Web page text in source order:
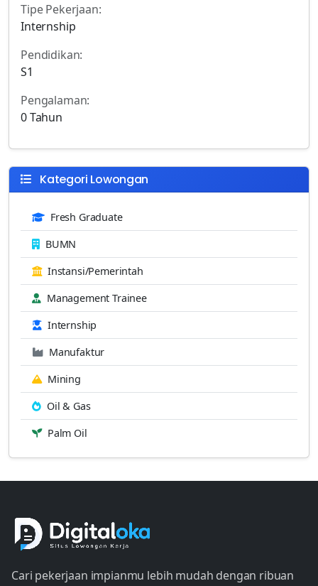
Tipe Pekerjaan:
Internship
Pendidikan:
S1
Pengalaman:
0 Tahun
Kategori Lowongan
Fresh Graduate
BUMN
Instansi/Pemerintah
Management Trainee
Internship
Manufaktur
Mining
Oil & Gas
Palm Oil
Cari pekerjaan impianmu lebih mudah dengan ribuan